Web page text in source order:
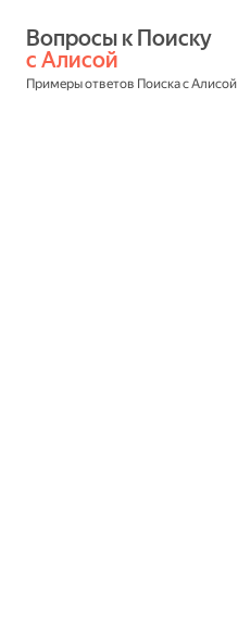
с Алисой
Примеры ответов Поиска с Алисой